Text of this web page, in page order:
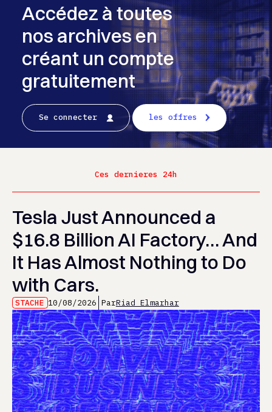
Accédez à toutes
nos archives en
créant un compte
gratuitement
Se connecter les offres
Ces dernieres 24h
Tesla Just Announced a
$16.8 Billion AI Factory… And
It Has Almost Nothing to Do
with Cars.
STACHE 10/08/2026 ParRiad Elmarhar